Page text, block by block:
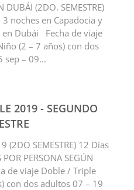
DUBÁI (2DO. SEMESTRE)
noches en Capadocia y
en Dubái Fecha de viaje
(2 – 7 años) con dos
sep – 09...
2019 - SEGUNDO
(2DO SEMESTRE) 12 Días
PERSONA SEGÚN
de viaje Doble / Triple
con dos adultos 07 – 19